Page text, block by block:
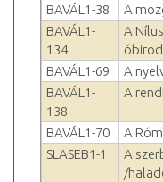
BAVÁL1-38
A
BAVÁL1-
134
A
BAVÁL1-69
A
BAVÁL1-
138
A
BAVÁL1-70
A
SLASEB1-1
A
/